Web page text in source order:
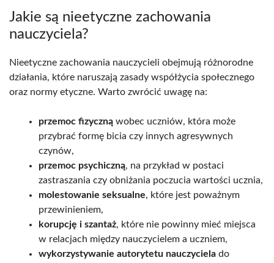
Jakie są nieetyczne zachowania
nauczyciela?
Nieetyczne zachowania nauczycieli obejmują różnorodne
działania, które naruszają zasady współżycia społecznego
oraz normy etyczne. Warto zwrócić uwagę na:
przemoc fizyczną wobec uczniów, która może
przybrać formę bicia czy innych agresywnych
czynów,
przemoc psychiczną, na przykład w postaci
zastraszania czy obniżania poczucia wartości ucznia,
molestowanie seksualne, które jest poważnym
przewinieniem,
korupcję i szantaż, które nie powinny mieć miejsca
w relacjach między nauczycielem a uczniem,
wykorzystywanie autorytetu nauczyciela do